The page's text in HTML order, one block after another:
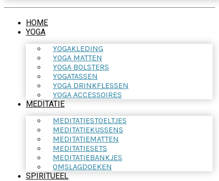
HOME
YOGA
YOGAKLEDING
YOGA MATTEN
YOGA BOLSTERS
YOGATASSEN
YOGA DRINKFLESSEN
YOGA ACCESSOIRES
MEDITATIE
MEDITATIESTOELTJES
MEDITATIEKUSSENS
MEDITATIEMATTEN
MEDITATIESETS
MEDITATIEBANKJES
OMSLAGDOEKEN
SPIRITUEEL